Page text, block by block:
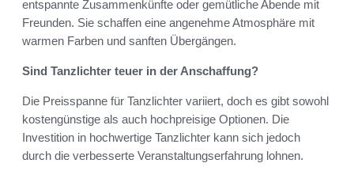
entspannte Zusammenkünfte oder gemütliche Abende mit
Freunden. Sie schaffen eine angenehme Atmosphäre mit
warmen Farben und sanften Übergängen.
Sind Tanzlichter teuer in der Anschaffung?
Die Preisspanne für Tanzlichter variiert, doch es gibt sowohl
kostengünstige als auch hochpreisige Optionen. Die
Investition in hochwertige Tanzlichter kann sich jedoch
durch die verbesserte Veranstaltungserfahrung lohnen.